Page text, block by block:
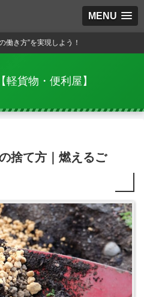
MENU
働き方”を実現しよう！
貨物・便利屋】
捨て方｜燃えるご